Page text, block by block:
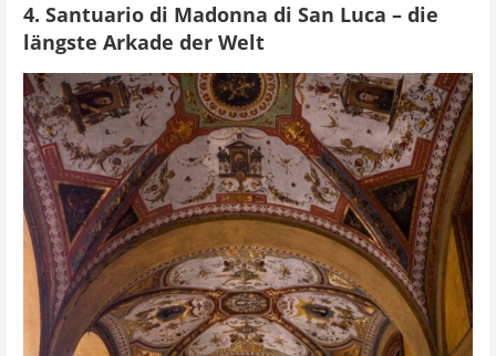
4. Santuario di Madonna di San Luca – die
längste Arkade der Welt